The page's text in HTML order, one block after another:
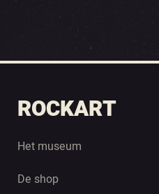
ROCKART
Het museum
De shop